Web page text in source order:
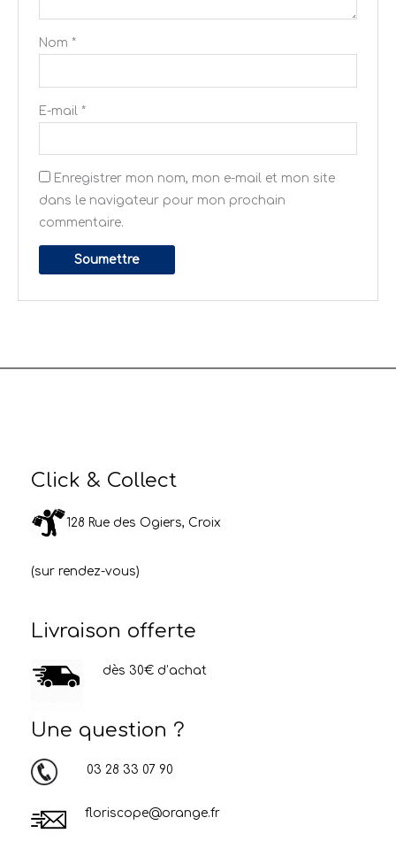
Nom *
E-mail *
Enregistrer mon nom, mon e-mail et mon site
dans le navigateur pour mon prochain
commentaire.
Click & Collect
128 Rue des Ogiers, Croix
(sur rendez-vous)
Livraison offerte
dès 30€ d’achat
Une question ?
03 28 33 07 90
floriscope@orange.fr